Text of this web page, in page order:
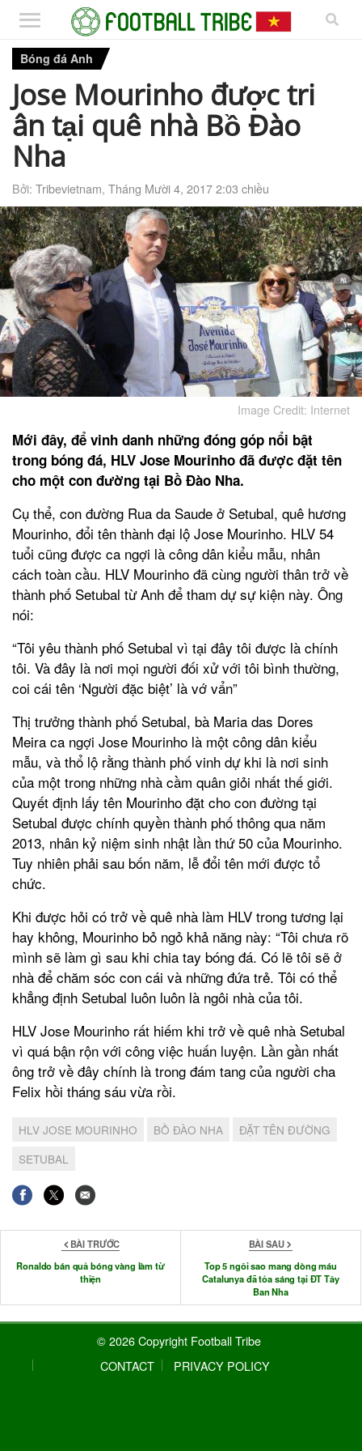
Bóng đá Anh
Jose Mourinho được tri
ân tại quê nhà Bồ Đào
Nha
Bởi: Tribevietnam, Tháng Mười 4, 2017 2:03 chiều
Image Credit: Internet
Mới đây, để vinh danh những đóng góp nổi bật
trong bóng đá, HLV Jose Mourinho đã được đặt tên
cho một con đường tại Bồ Đào Nha.
Cụ thể, con đường Rua da Saude ở Setubal, quê hương
Mourinho, đổi tên thành đại lộ Jose Mourinho. HLV 54
tuổi cũng được ca ngợi là công dân kiểu mẫu, nhân
cách toàn cầu. HLV Mourinho đã cùng người thân trở về
thành phố Setubal từ Anh để tham dự sự kiện này. Ông
nói:
“Tôi yêu thành phố Setubal vì tại đây tôi được là chính
tôi. Và đây là nơi mọi người đối xử với tôi bình thường,
coi cái tên ‘Người đặc biệt’ là vớ vẩn”
Thị trưởng thành phố Setubal, bà Maria das Dores
Meira ca ngợi Jose Mourinho là một công dân kiểu
mẫu, và thổ lộ rằng thành phố vinh dự khi là nơi sinh
của một trong những nhà cầm quân giỏi nhất thế giới.
Quyết định lấy tên Mourinho đặt cho con đường tại
Setubal được chính quyền thành phố thông qua năm
2013, nhân kỷ niệm sinh nhật lần thứ 50 của Mourinho.
Tuy nhiên phải sau bốn năm, lễ đổi tên mới được tổ
chức.
Khi được hỏi có trở về quê nhà làm HLV trong tương lại
hay không, Mourinho bỏ ngỏ khả năng này: “Tôi chưa rõ
mình sẽ làm gì sau khi chia tay bóng đá. Có lẽ tôi sẽ ở
nhà để chăm sóc con cái và những đứa trẻ. Tôi có thể
khẳng định Setubal luôn luôn là ngôi nhà của tôi.
HLV Jose Mourinho rất hiếm khi trở về quê nhà Setubal
vì quá bận rộn với công việc huấn luyện. Lần gần nhất
ông trở về đây chính là trong đám tang của người cha
Felix hồi tháng sáu vừa rồi.
HLV JOSE MOURINHO BỒ ĐÀO NHA
ĐẶT TÊN ĐƯỜNG
SETUBAL
BÀI TRƯỚC
Ronaldo bán quả bóng vàng làm từ
thiện
BÀI SAU
Top 5 ngôi sao mang dòng máu
Catalunya đã tỏa sáng tại ĐT Tây
Ban Nha
© 2026 Copyright Football Tribe
CONTACT
PRIVACY POLICY